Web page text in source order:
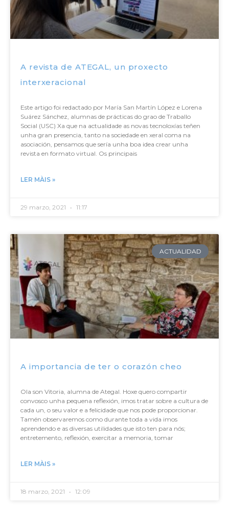
A revista de ATEGAL, un proxecto
interxeracional
Este artigo foi redactado por María San Martín López e Lorena
Suárez Sánchez, alumnas de prácticas do grao de Traballo
Social (USC) Xa que na actualidade as novas tecnoloxías teñen
unha gran presencia, tanto na sociedade en xeral coma na
asociación, pensamos que sería unha boa idea crear unha
revista en formato virtual. Os principais
LER MÀIS »
29 marzo, 2021 11:17
ACTUALIDAD
A importancia de ter o corazón cheo
Ola son Vitoria, alumna de Ategal. Hoxe quero compartir
convosco unha pequena reflexión, imos tratar sobre a cultura de
cada un, o seu valor e a felicidade que nos pode proporcionar.
Tamén observaremos como durante toda a vida imos
aprendendo e as diversas utilidades que isto ten para nós;
entretemento, reflexión, exercitar a memoria, tomar
LER MÀIS »
18 marzo, 2021 12:09